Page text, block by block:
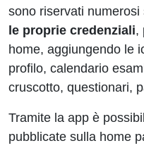
sono riservati
le proprie credenziali,
home, aggiungendo le
profilo, calendario
cruscotto, questionari,
Tramite la app è
pubblicate sulla home